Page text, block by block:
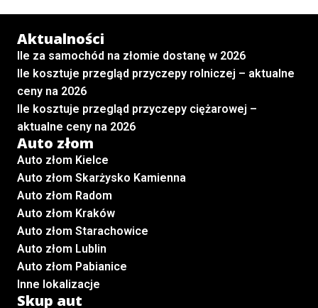
Aktualności
Ile za samochód na złomie dostanę w 2026
Ile kosztuje przegląd przyczepy rolniczej – aktualne
ceny na 2026
Ile kosztuje przegląd przyczepy ciężarowej –
aktualne ceny na 2026
Auto złom
Auto złom Kielce
Auto złom Skarżysko Kamienna
Auto złom Radom
Auto złom Kraków
Auto złom Starachowice
Auto złom Lublin
Auto złom Pabianice
Inne lokalizacje
Skup aut